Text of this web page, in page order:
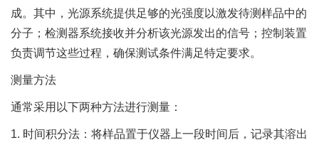
成。其中，光源系统提供足够的光强度以激发待测样品中的
分子；检测器系统接收并分析该光源发出的信号；控制装置
负责调节这些过程，确保测试条件满足特定要求。
测量方法
通常采用以下两种方法进行测量：
1. 时间积分法：将样品置于仪器上一段时间后，记录其溶出